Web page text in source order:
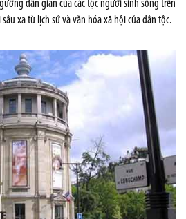
dân gian của các tộc người sinh sống trên
xa từ lịch sử và văn hóa xã hội của dân tộc.